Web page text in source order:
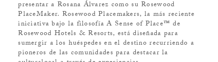
presentar a Rosana Álvarez como su Rosewood
PlaceMaker. Rosewood Placemakers, la más reciente
iniciativa bajo la filosofía A Sense of Place™ de
Rosewood Hotels & Resorts, está diseñada para
sumergir a los huéspedes en el destino recurriendo a
pioneros de las comunidades para destacar la